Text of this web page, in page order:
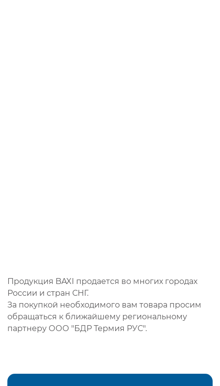
Продукция BAXI продается во многих городах
России и стран СНГ.
За покупкой необходимого вам товара просим
обращаться к ближайшему региональному
партнеру ООО "БДР Термия РУС".